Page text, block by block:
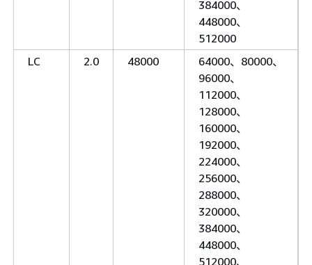
384000、
448000、
512000
LC
2.0 48000
64000、80000、
96000、
112000、
128000、
160000、
192000、
224000、
256000、
288000、
320000、
384000、
448000、
512000、